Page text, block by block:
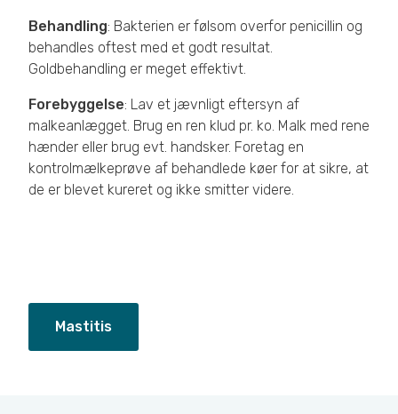
Behandling: Bakterien er følsom overfor penicillin og
behandles oftest med et godt resultat.
Goldbehandling er meget effektivt.
Forebyggelse: Lav et jævnligt eftersyn af
malkeanlægget. Brug en ren klud pr. ko. Malk med rene
hænder eller brug evt. handsker. Foretag en
kontrolmælkeprøve af behandlede køer for at sikre, at
de er blevet kureret og ikke smitter videre.
Mastitis